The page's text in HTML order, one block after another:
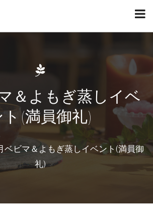
＆よもぎ蒸しイベ
(満員御礼)
ベビマ＆よもぎ蒸しイベント(満員御
礼)